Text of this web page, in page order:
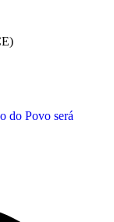
do Povo será